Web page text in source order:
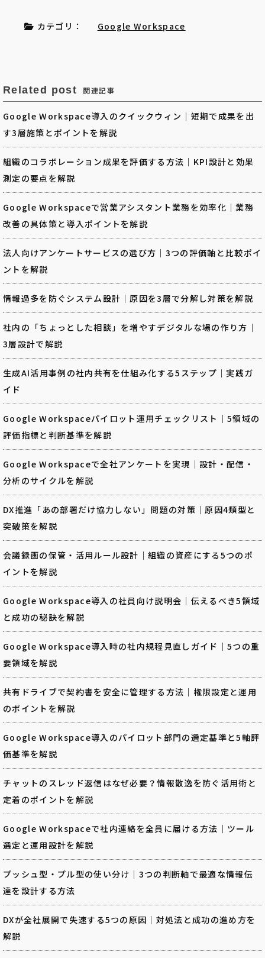
カテゴリ： Google Workspace
Related post 関連記事
Google Workspace導入のクイックウィン｜短期で成果を出
す3層施策とポイントを解説
組織のコラボレーション成果を評価する方法｜KPI設計と効果
測定の要点を解説
Google Workspaceで営業アシスタント業務を効率化｜業務
改善の具体策と導入ポイントを解説
法人向けアンケートサービスの選び方｜3つの評価軸と比較ポイ
ントを解説
情報過多を防ぐシステム設計｜原因を3層で分解し対策を解説
社内の「ちょっとした相談」を増やすデジタルな場の作り方｜
3層設計で解説
生成AI活用事例の社内共有を仕組み化する5ステップ｜実践ガ
イド
Google Workspaceパイロット運用チェックリスト｜5領域の
評価指標と判断基準を解説
Google Workspaceで全社アンケートを実現｜設計・配信・
分析のサイクルを解説
DX推進「あの部署だけ協力しない」問題の対策｜原因4類型と
突破策を解説
会議録画の保管・活用ルール設計｜組織の資産にする5つのポ
イントを解説
Google Workspace導入の社員向け説明会｜伝えるべき5領域
と成功の秘訣を解説
Google Workspace導入時の社内規程見直しガイド｜5つの重
要領域を解説
共有ドライブで契約書を安全に管理する方法｜権限設定と運用
のポイントを解説
Google Workspace導入のパイロット部門の選定基準と5軸評
価基準を解説
チャットのスレッド返信はなぜ必要？情報散逸を防ぐ活用術と
定着のポイントを解説
Google Workspaceで社内連絡を全員に届ける方法｜ツール
選定と運用設計を解説
プッシュ型・プル型の使い分け｜3つの判断軸で最適な情報伝
達を設計する方法
DXが全社展開で失速する5つの原因｜対処法と成功の進め方を
解説